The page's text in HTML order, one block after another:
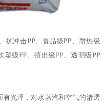
、抗冲击PP 、食品级PP 、耐热级
塑级PP 、挤出级PP 、透明级PP
光泽，对水蒸汽和空气的渗透